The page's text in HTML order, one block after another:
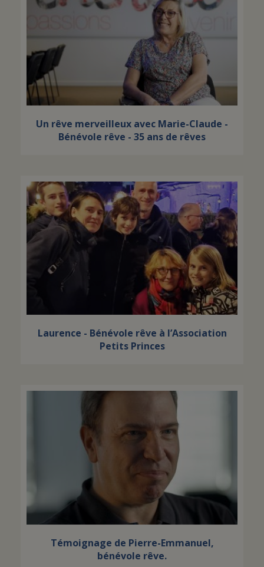
Un rêve merveilleux avec Marie-Claude -
Bénévole rêve - 35 ans de rêves
Laurence - Bénévole rêve à l’Association
Petits Princes
Témoignage de Pierre-Emmanuel,
bénévole rêve.